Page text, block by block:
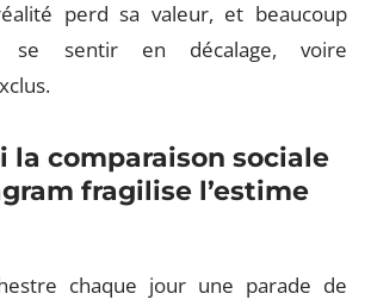
perd sa valeur, et beaucoup
se sentir en décalage, voire
la comparaison sociale
fragilise l’estime
chaque jour une parade de